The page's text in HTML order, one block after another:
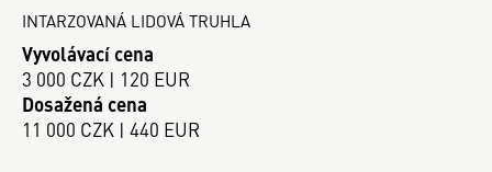
INTARZOVANÁ LIDOVÁ TRUHLA
Vyvolávací cena
3 000 CZK | 120 EUR
Dosažená cena
11 000 CZK | 440 EUR